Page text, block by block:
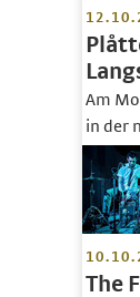
Am
in der
The